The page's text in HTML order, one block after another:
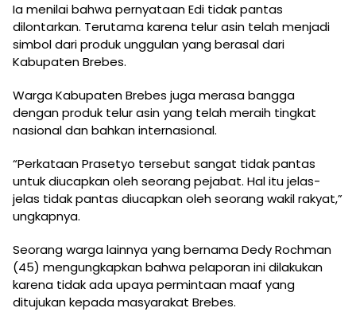
Ia menilai bahwa pernyataan Edi tidak pantas
dilontarkan. Terutama karena telur asin telah menjadi
simbol dari produk unggulan yang berasal dari
Kabupaten Brebes.
Warga Kabupaten Brebes juga merasa bangga
dengan produk telur asin yang telah meraih tingkat
nasional dan bahkan internasional.
“Perkataan Prasetyo tersebut sangat tidak pantas
untuk diucapkan oleh seorang pejabat. Hal itu jelas-
jelas tidak pantas diucapkan oleh seorang wakil rakyat,”
ungkapnya.
Seorang warga lainnya yang bernama Dedy Rochman
(45) mengungkapkan bahwa pelaporan ini dilakukan
karena tidak ada upaya permintaan maaf yang
ditujukan kepada masyarakat Brebes.